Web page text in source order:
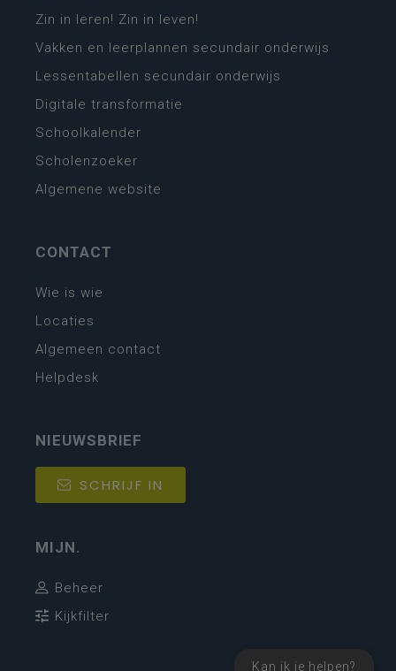
Kan ik je helpen?
Zin in leren! Zin in leven!
Vakken en leerplannen secundair onderwijs
Lessentabellen secundair onderwijs
Digitale transformatie
Schoolkalender
Scholenzoeker
Algemene website
CONTACT
Wie is wie
Locaties
Algemeen contact
Helpdesk
NIEUWSBRIEF
SCHRIJF IN
MIJN.
Beheer
Kijkfilter